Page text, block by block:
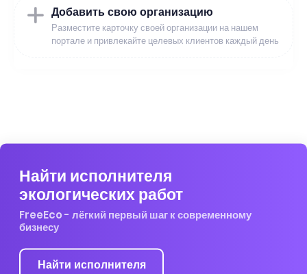
Добавить свою организацию
Разместите карточку своей организации на нашем
портале и привлекайте целевых клиентов каждый день
Найти исполнителя
экологических работ
FreeEco - лёгкий первый шаг к современному
бизнесу
Найти исполнителя